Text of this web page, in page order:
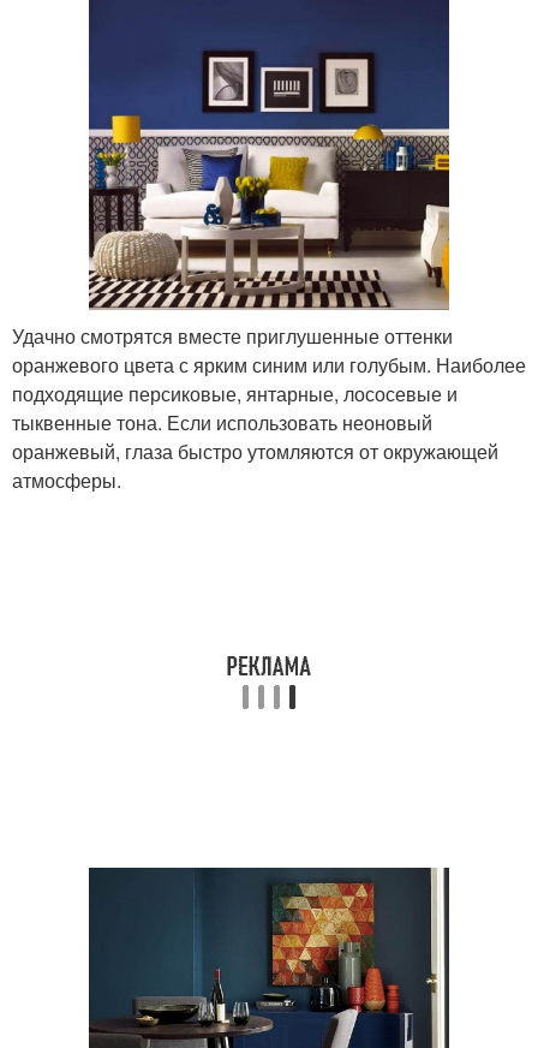
Удачно смотрятся вместе приглушенные оттенки
оранжевого цвета с ярким синим или голубым. Наиболее
подходящие персиковые, янтарные, лососевые и
тыквенные тона. Если использовать неоновый
оранжевый, глаза быстро утомляются от окружающей
атмосферы.